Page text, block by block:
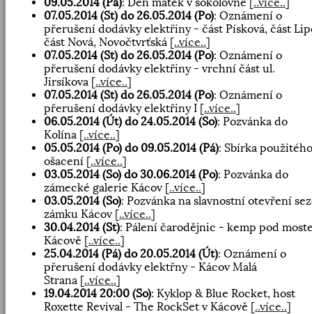
07.05.2014 (St) do 26.05.2014 (Po): Oznámení o
přerušení dodávky elektřiny - část Písková, část
část Nová, Novočtvrťská [..více..]
07.05.2014 (St) do 26.05.2014 (Po): Oznámení o
přerušení dodávky elektřiny - vrchní část ul.
Jirsíkova [..více..]
07.05.2014 (St) do 26.05.2014 (Po): Oznámení o
přerušení dodávky elektřiny I [..více..]
06.05.2014 (Út) do 24.05.2014 (So): Pozvánka do
Kolína [..více..]
05.05.2014 (Po) do 09.05.2014 (Pá): Sbírka použitého
ošacení [..více..]
03.05.2014 (So) do 30.06.2014 (Po): Pozvánka do
zámecké galerie Kácov [..více..]
03.05.2014 (So): Pozvánka na slavnostní otevření
zámku Kácov [..více..]
30.04.2014 (St): Pálení čarodějnic - kemp pod
Kácově [..více..]
25.04.2014 (Pá) do 20.05.2014 (Út): Oznámení o
přerušení dodávky elektřny - Kácov Malá
Strana [..více..]
19.04.2014 20:00 (So): Kyklop & Blue Rocket, host
Roxette Revival - The RockSet v Kácově [..více..]